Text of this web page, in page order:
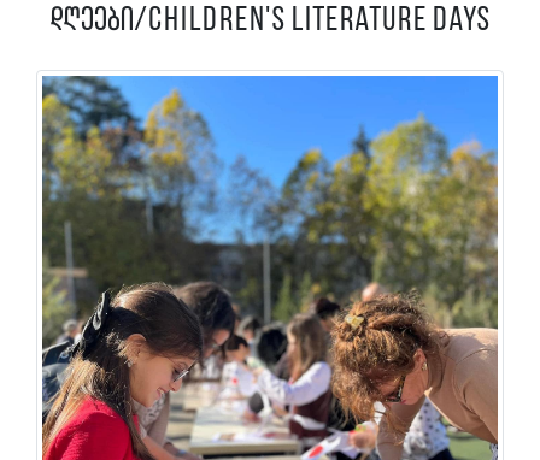
დღეები/Children's Literature days